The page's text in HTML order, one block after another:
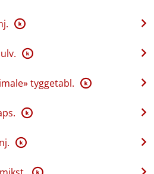
K
K
tyggetabl. K
K
K